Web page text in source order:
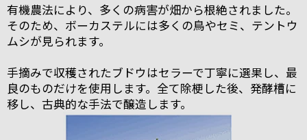
有機農法により、多くの病害が畑から根絶されました。
そのため、ボーカステルには多くの鳥やセミ、テントウ
ムシが見られます。
手摘みで収穫されたブドウはセラーで丁寧に選果し、最
良のものだけを使用します。全て除梗した後、発酵槽に
移し、古典的な手法で醸造します。